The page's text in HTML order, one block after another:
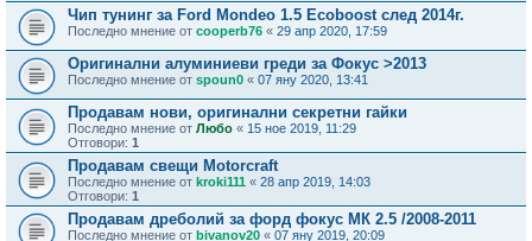
Чип тунинг за Ford Mondeo 1.5 Ecoboost след 2014г.
Последно мнение от cooperb76 « 29 апр 2020, 17:59
Оригинални алуминиеви греди за Фокус >2013
Последно мнение от spoun0 « 07 яну 2020, 13:41
Продавам нови, оригинални секретни гайки
Последно мнение от Любо « 15 ное 2019, 11:29
Отговори: 1
Продавам свещи Motorcraft
Последно мнение от kroki111 « 28 апр 2019, 14:03
Отговори: 1
Продавам дреболий за форд фокус МК 2.5 /2008-2011
Последно мнение от bivanov20 « 07 яну 2019, 20:09